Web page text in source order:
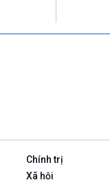
Chính trị
Xã hội